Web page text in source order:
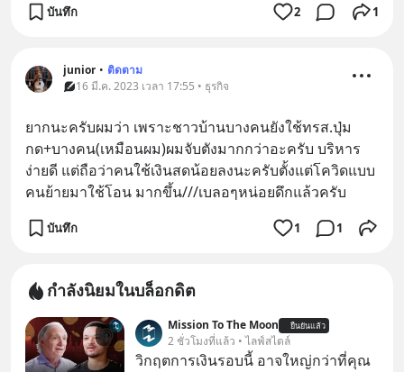
บันทึก 2 1
junior • ติดตาม
16 มี.ค. 2023 เวลา 17:55 • ธุรกิจ
ยากนะครับผมว่า เพราะชาวบ้านบางคนยังใช้ทรส.ปุ่ม
กด+บางคน(เหมือนผม)ผมจับตังมากกว่าอะครับ บริหาร
ง่ายดี แต่ถือว่าคนใช้เงินสดน้อยลงนะครับตั้งแต่โควิดแบบ
คนย้ายมาใช้โอน มากขึ้น///เบลอๆหน่อยดึกแล้วครับ
บันทึก 1 1
กำลังนิยมในบล็อกดิต
Mission To The Moon ยืนยันแล้ว
2 ชั่วโมงที่แล้ว • ไลฟ์สไตล์
วิกฤตการเงินรอบนี้ อาจใหญ่กว่าที่คุณ